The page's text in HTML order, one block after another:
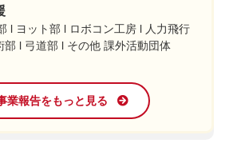
l ヨット部 l ロボコン工房 l 人力飛行
部 l 弓道部 l その他 課外活動団体
業報告をもっと見る